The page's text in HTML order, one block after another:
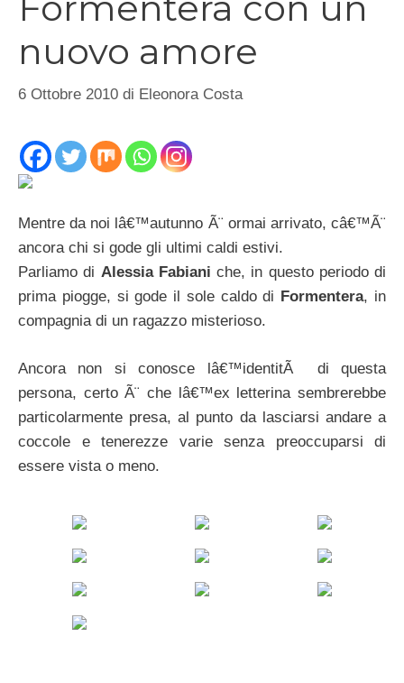
nuovo amore
6 Ottobre 2010 di Eleonora Costa
Mentre da noi lâ€™autunno Ã¨ ormai arrivato, câ€™Ã¨
ancora chi si gode gli ultimi caldi estivi.
Parliamo di Alessia Fabiani che, in questo periodo di
prima piogge, si gode il sole caldo di Formentera, in
compagnia di un ragazzo misterioso.
Ancora non si conosce lâ€™identitÃ di questa
persona, certo Ã¨ che lâ€™ex letterina sembrerebbe
particolarmente presa, al punto da lasciarsi andare a
coccole e tenerezze varie senza preoccuparsi di
essere vista o meno.